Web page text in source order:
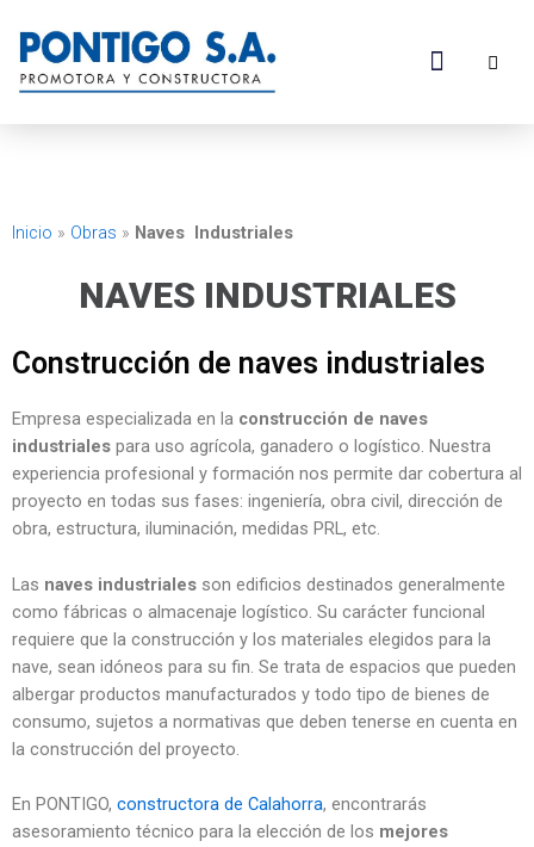
contenido
Menú
Inicio » Obras » Naves Industriales
NAVES INDUSTRIALES
Construcción de naves industriales
Empresa especializada en la construcción de naves
industriales para uso agrícola, ganadero o logístico. Nuestra
experiencia profesional y formación nos permite dar cobertura al
proyecto en todas sus fases: ingeniería, obra civil, dirección de
obra, estructura, iluminación, medidas PRL, etc.
Las naves industriales son edificios destinados generalmente
como fábricas o almacenaje logístico. Su carácter funcional
requiere que la construcción y los materiales elegidos para la
nave, sean idóneos para su fin. Se trata de espacios que pueden
albergar productos manufacturados y todo tipo de bienes de
consumo, sujetos a normativas que deben tenerse en cuenta en
la construcción del proyecto.
En PONTIGO, constructora de Calahorra, encontrarás
asesoramiento técnico para la elección de los mejores